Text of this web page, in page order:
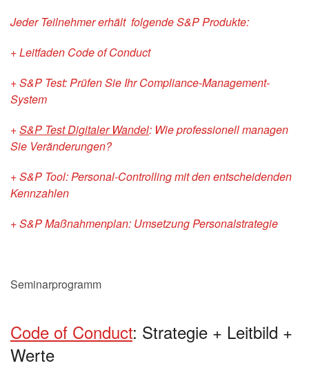
Jeder Teilnehmer erhält folgende S&P Produkte:
+ Leitfaden Code of Conduct
+ S&P Test: Prüfen Sie Ihr Compliance-Management-
System
+S&P Test Digitaler Wandel: Wie professionell managen
Sie Veränderungen?
+ S&P Tool: Personal-Controlling mit den entscheidenden
Kennzahlen
+ S&P Maßnahmenplan: Umsetzung Personalstrategie
Seminarprogramm
Code of Conduct: Strategie + Leitbild +
Werte